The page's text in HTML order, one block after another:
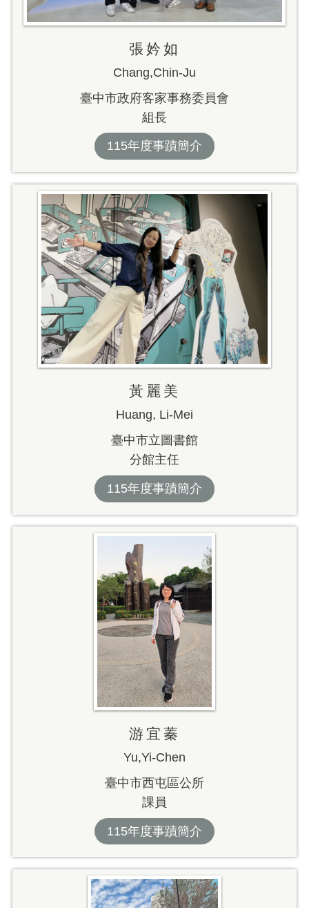
張妗如
Chang,Chin-Ju
臺中市政府客家事務委員會
組長
115年度事蹟簡介
黃麗美
Huang, Li-Mei
臺中市立圖書館
分館主任
115年度事蹟簡介
游宜蓁
Yu,Yi-Chen
臺中市西屯區公所
課員
115年度事蹟簡介